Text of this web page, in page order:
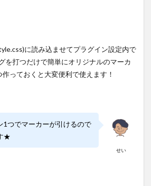
に読み込ませてプラグイン設定内で
を打つだけで簡単にオリジナルのマーカ
っておくと大変便利で使えます！
せい
1つでマーカーが引けるので
★